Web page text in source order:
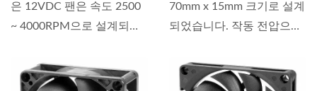
은 12VDC 팬은 속도 2500
~ 4000RPM으로 설계되었
70mm x 15mm 크기로 설계
되었습니다. 작동 전압으